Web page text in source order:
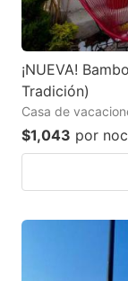
¡NUEVA!
Tradición)
Casa de
$1,043 por